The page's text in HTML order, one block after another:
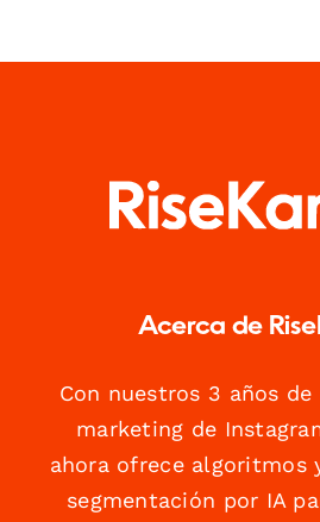
Acerca de
Con nuestros 3 años de
marketing de
ahora ofrece algoritmos
segmentación por IA